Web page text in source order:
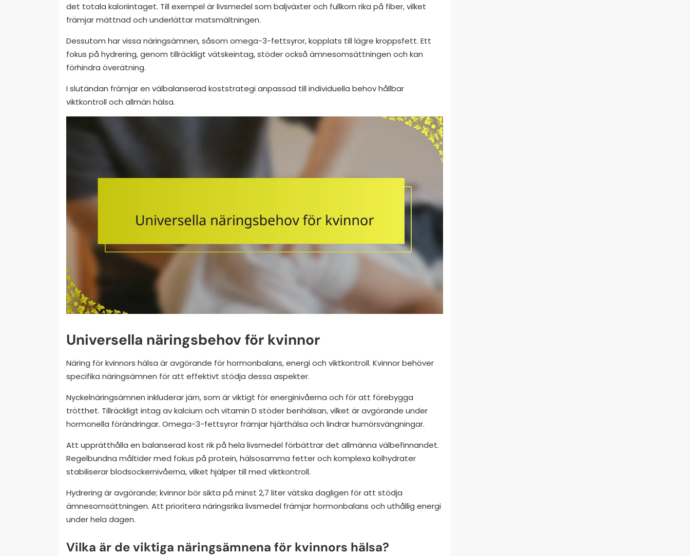
det totala kaloriintaget. Till exempel är livsmedel som baljväxter och fullkorn rika på fiber, vilket
främjar mättnad och underlättar matsmältningen.
Dessutom har vissa näringsämnen, såsom omega-3-fettsyror, kopplats till lägre kroppsfett. Ett
fokus på hydrering, genom tillräckligt vätskeintag, stöder också ämnesomsättningen och kan
förhindra överätning.
I slutändan främjar en välbalanserad koststrategi anpassad till individuella behov hållbar
viktkontroll och allmän hälsa.
Universella näringsbehov för kvinnor
Näring för kvinnors hälsa är avgörande för hormonbalans, energi och viktkontroll. Kvinnor behöver
specifika näringsämnen för att effektivt stödja dessa aspekter.
Nyckelnäringsämnen inkluderar järn, som är viktigt för energinivåerna och för att förebygga
trötthet. Tillräckligt intag av kalcium och vitamin D stöder benhälsan, vilket är avgörande under
hormonella förändringar. Omega-3-fettsyror främjar hjärthälsa och lindrar humörsvängningar.
Att upprätthålla en balanserad kost rik på hela livsmedel förbättrar det allmänna välbefinnandet.
Regelbundna måltider med fokus på protein, hälsosamma fetter och komplexa kolhydrater
stabiliserar blodsockernivåerna, vilket hjälper till med viktkontroll.
Hydrering är avgörande; kvinnor bör sikta på minst 2,7 liter vätska dagligen för att stödja
ämnesomsättningen. Att prioritera näringsrika livsmedel främjar hormonbalans och uthållig energi
under hela dagen.
Vilka är de viktiga näringsämnena för kvinnors hälsa?